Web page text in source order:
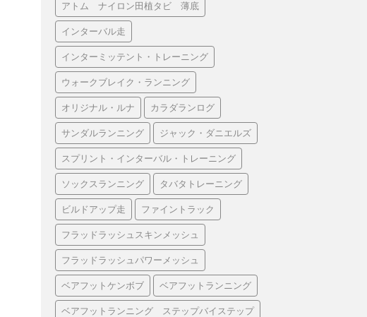
アトム ナイロン田植タビ 薄底
インターバル走
インターミッテント・トレーニング
ウォークブレイク・ランニング
オリジナル・ルナ カラダランログ
サンダルランニング ジャック・ダニエルズ
スプリント・インターバル・トレーニング
ソックスランニング タバタトレーニング
ビルドアップ走 ファイントラック
フラッドラッシュスキンメッシュ
フラッドラッシュパワーメッシュ
ベアフットケンボブ ベアフットランニング
ベアフットランニング ステップバイステップ